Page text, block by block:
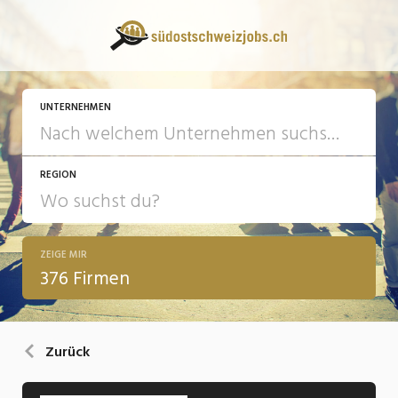
UNTERNEHMEN
REGION
ZEIGE MIR
376 Firmen
Zurück